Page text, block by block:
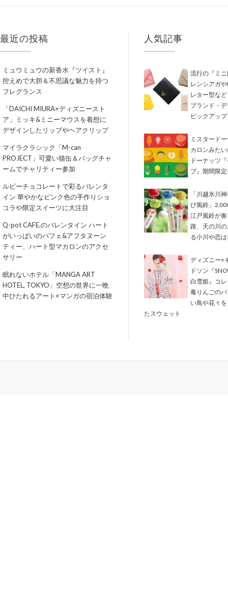
最近の投稿
ミュウミュウの新香水『ツイスト』
控えめで大胆＆不思議な魅力を持つ
フレグランス
「DAICHI MIURA×ディズニースト
ア」ミッキ&ミニーマウスを着想に
デザインしたリップやヘアクリップ
マイラクラシック「M-can
PROJECT」可愛い猫缶＆バッグチャ
ームでチャリティー参加
ルビーチョコレートで彩るバレンタ
イン 華やかなピンク色の手作りショ
コラや限定スイーツに大注目
Q-pot CAFE.のバレンタイン ハート
がいっぱいのパフェ&アフタヌーン
ティー、ハート型マカロンのアクセ
サリー
眠れないホテル「MANGA ART
HOTEL, TOKYO」空想の世界に一晩
中ひたれるアート×マンガの宿泊体験
人気記事
流行の『ミ
レンシアガ
レター型な
ブランド・
ピックアップ
ミスタード
カロンみた
ドーナッツ
プ』期間限
「川越氷川
び風鈴」
江戸風鈴が
路、天の川
る小川や恋
ディズニー×
ドソン『
白雪姫』コ
毒りんごの
い鳥や花々
たスウェット